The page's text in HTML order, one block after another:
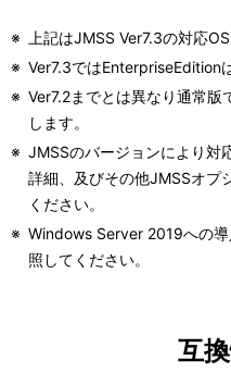
※
上記はJMSS Ver7.3の対応OS
※ Ver7.3ではEnterpriseEdition
※ Ver7.2までとは異なり通常
します。
※ JMSSのバージョンにより対
詳細、及びその他JMSSオプ
ください。
※ Windows Server 2019への導
照してください。
互